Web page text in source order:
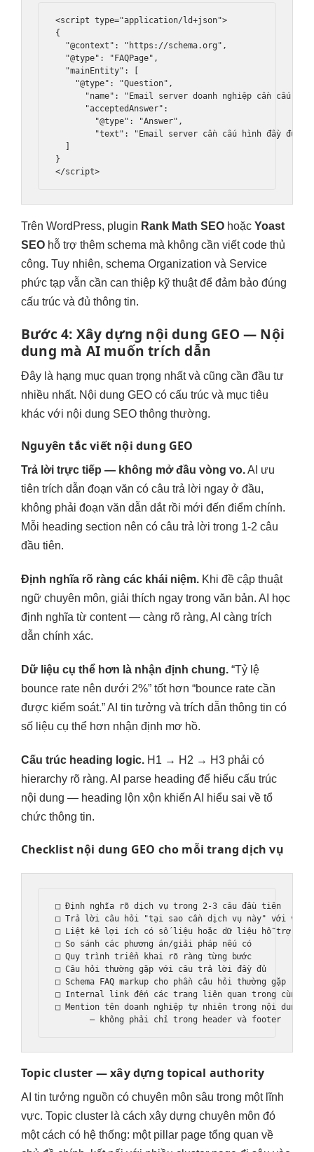
<script type="application/ld+json">
{
  "@context": "https://schema.org",
  "@type": "FAQPage",
  "mainEntity": [
    "@type": "Question",
"name": "Email server doanh nghiệp cần cấu
      "acceptedAnswer":
        "@type": "Answer",
"text": "Email server cần cấu hình đầy đủ
}
Trên WordPress, plugin Rank Math SEO hoặc Yoast
SEO hỗ trợ thêm schema mà không cần viết code thủ
công. Tuy nhiên, schema Organization và Service
phức tạp vẫn cần can thiệp kỹ thuật để đảm bảo đúng
cấu trúc và đủ thông tin.
Bước 4: Xây dựng nội dung GEO — Nội
dung mà AI muốn trích dẫn
Đây là hạng mục quan trọng nhất và cũng cần đầu tư
nhiều nhất. Nội dung GEO có cấu trúc và mục tiêu
khác với nội dung SEO thông thường.
Nguyên tắc viết nội dung GEO
Trả lời trực tiếp — không mở đầu vòng vo.AI ưu
tiên trích dẫn đoạn văn có câu trả lời ngay ở đầu,
không phải đoạn văn dẫn dắt rồi mới đến điểm chính.
Mỗi heading section nên có câu trả lời trong 1-2 câu
đầu tiên.
Định nghĩa rõ ràng các khái niệm. Khi đề cập thuật
ngữ chuyên môn, giải thích ngay trong văn bản. AI học
định nghĩa từ content — càng rõ ràng, AI càng trích
dẫn chính xác.
Dữ liệu cụ thể hơn là nhận định chung. “Tỷ lệ
bounce rate nên dưới 2%” tốt hơn “bounce rate cần
được kiểm soát.” AI tin tưởng và trích dẫn thông tin có
số liệu cụ thể hơn nhận định mơ hồ.
Cấu trúc heading logic. H1 → H2 → H3 phải có
hierarchy rõ ràng. AI parse heading để hiểu cấu trúc
nội dung — heading lộn xộn khiến AI hiểu sai về tổ
chức thông tin.
Checklist nội dung GEO cho mỗi trang dịch vụ
□ Định nghĩa rõ dịch vụ trong 2-3 câu đầu tiên
□ Trả lời câu hỏi "tại sao cần dịch vụ này" với ví
□ Liệt kê lợi ích có số liệu hoặc dữ liệu hỗ trợ
□ So sánh các phương án/giải pháp nếu có
□ Quy trình triển khai rõ ràng từng bước
□ Câu hỏi thường gặp với câu trả lời đầy đủ
□ Schema FAQ markup cho phần câu hỏi thường gặp
□ Internal link đến các trang liên quan trong cùng
□ Mention tên doanh nghiệp tự nhiên trong nội dung
Topic cluster — xây dựng topical authority
AI tin tưởng nguồn có chuyên môn sâu trong một lĩnh
vực. Topic cluster là cách xây dựng chuyên môn đó
một cách có hệ thống: một pillar page tổng quan về